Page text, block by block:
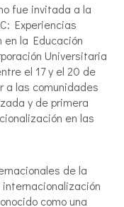
fue invitada a la
Experiencias
la Educación
Universitaria
el 17 y el 20 de
a las comunidades
y de primera
en las
de la
como una